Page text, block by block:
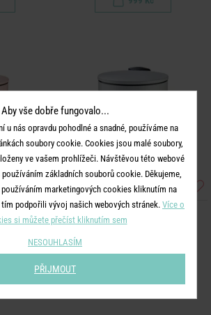
růžová
SIDE KICK
Aby vše dobře fungovalo...
u nás opravdu pohodlné a snadné, používáme na
soubory cookie. Cookies jsou malé soubory,
ve vašem prohlížeči. Návštěvou této webové
základních souborů cookie. Děkujeme,
marketingových cookies kliknutím na
podpořili vývoj našich webových stránek. Více o
si můžete přečíst kliknutím sem
NESOUHLASÍM
PŘIJMOUT